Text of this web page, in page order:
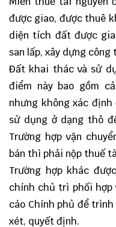
được giao, được thuê
diện tích đất được
san lấp, xây dựng
Đất khai thác và sử
điểm này bao gồm
nhưng không xác
sử dụng ở dạng thô
Trường hợp vận
bán thì phải nộp thuế
Trường hợp khác
chính chủ trì phối hợp
cáo Chính phủ để
xét, quyết định.